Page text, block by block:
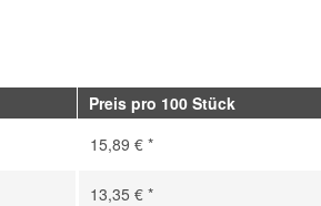
Preis pro 100 Stück
15,89 € *
13,35 € *